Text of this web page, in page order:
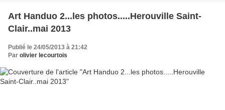
Art Handuo 2...les photos.....Herouville Saint-
Clair..mai 2013
Publié le 24/05/2013 à 21:42
Par olivier lecourtois